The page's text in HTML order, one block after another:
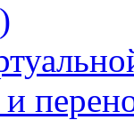
и